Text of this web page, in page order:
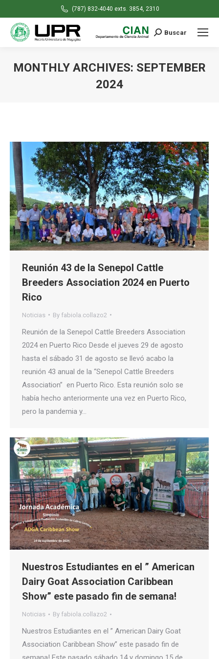
(787) 832-4040 exts. 3854, 2310
Search:
Buscar
MONTHLY ARCHIVES: SEPTEMBER
2024
Reunión 43 de la Senepol Cattle
Breeders Association 2024 en Puerto
Rico
Noticias By fabiola.collazo2
Reunión de la Senepol Cattle Breeders Association
2024 en Puerto Rico Desde el jueves 29 de agosto
hasta el sábado 31 de agosto se llevó acabo la
reunión 43 anual de la “Senepol Cattle Breeders
Association” en Puerto Rico. Esta reunión solo se
había hecho anteriormente una vez en Puerto Rico,
pero la pandemia y…
Nuestros Estudiantes en el ” American
Dairy Goat Association Caribbean
Show” este pasado fin de semana!
Noticias By fabiola.collazo2
Nuestros Estudiantes en el ” American Dairy Goat
Association Caribbean Show” este pasado fin de